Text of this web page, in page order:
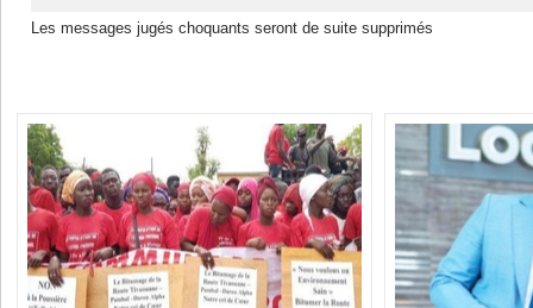
Les messages jugés choquants seront de suite supprimés